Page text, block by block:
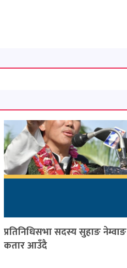
प्रतिनिधिसभा सदस्य सुहाङ नेम्वाङ
कतार आउँदै